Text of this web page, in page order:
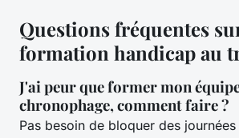
Questions fréquentes
formation handicap au
J'ai peur que former mon
chronophage, comment faire ?
Pas besoin de bloquer des journées